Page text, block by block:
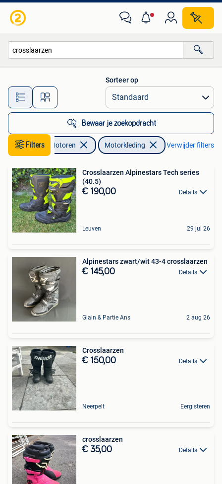
Alle afstanden…
Sorteer op
Bewaar je zoekopdracht
Filters Motoren Motorkleding Verwijder filters
Crosslaarzen Alpinestars Tech series
(40.5)
€ 190,00 Details
Leuven 29 jul 26
Alpinestars zwart/wit 43-4 crosslaarzen
€ 145,00 Details
Glain & Partie Ans 2 aug 26
Crosslaarzen
€ 150,00 Details
Neerpelt Eergisteren
crosslaarzen
€ 35,00 Details